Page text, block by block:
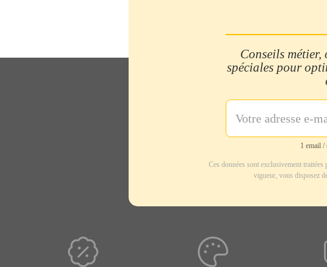
Conseils
spéciales pour
1 email /
Ces données sont exclusivement
vigueur, vous disposez